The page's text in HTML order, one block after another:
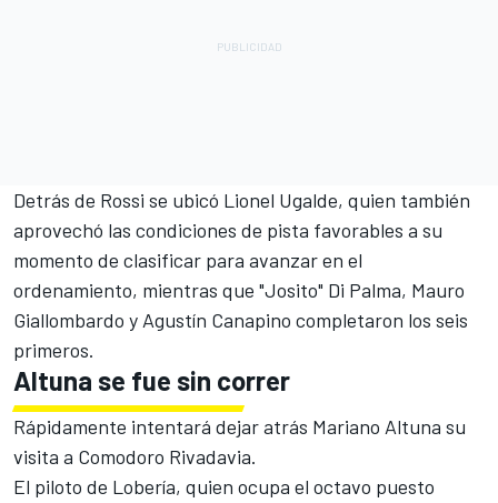
Detrás de Rossi se ubicó Lionel Ugalde, quien también
aprovechó las condiciones de pista favorables a su
momento de clasificar para avanzar en el
ordenamiento, mientras que "Josito" Di Palma, Mauro
Giallombardo y Agustín Canapino completaron los seis
primeros.
Altuna se fue sin correr
Rápidamente intentará dejar atrás Mariano Altuna su
visita a Comodoro Rivadavia.
El piloto de Lobería, quien ocupa el octavo puesto